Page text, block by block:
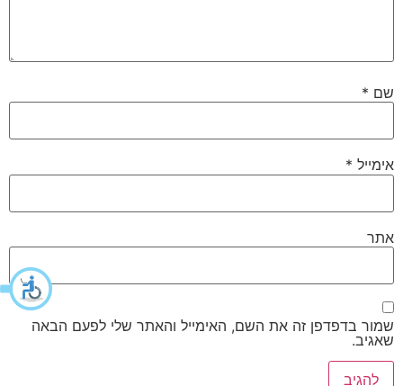
שם *
אימייל *
אתר
שמור בדפדפן זה את השם, האימייל והאתר שלי לפעם הבאה
שאגיב.